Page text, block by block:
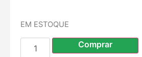
EM ESTOQUE
Comprar